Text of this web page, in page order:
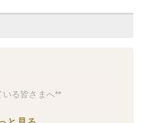
る皆さまへ**